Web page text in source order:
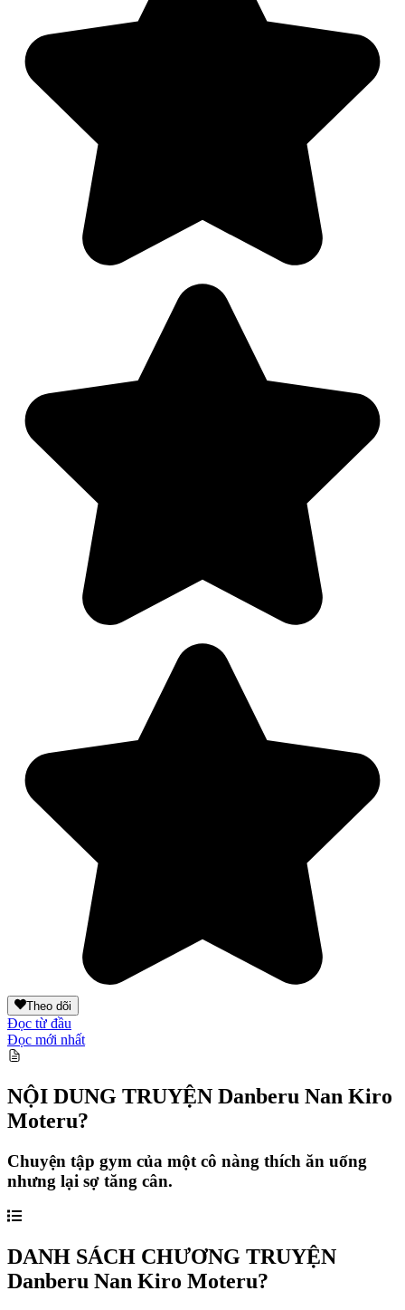
Theo dõi
Đọc từ đầu
Đọc mới nhất
NỘI DUNG TRUYỆN Danberu Nan Kiro
Moteru?
Chuyện tập gym của một cô nàng thích ăn uống
nhưng lại sợ tăng cân.
DANH SÁCH CHƯƠNG TRUYỆN
Danberu Nan Kiro Moteru?